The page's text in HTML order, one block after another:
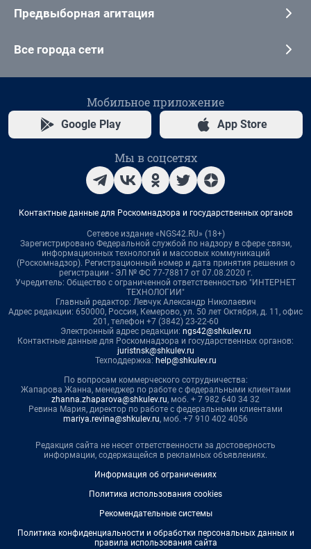
Предвыборная агитация
Все города сети
Мобильное приложение
Google Play App Store
Мы в соцсетях
Контактные данные для Роскомнадзора и государственных органов
Сетевое издание «NGS42.RU» (18+)
Зарегистрировано Федеральной службой по надзору в сфере связи,
информационных технологий и массовых коммуникаций
(Роскомнадзор). Регистрационный номер и дата принятия решения о
регистрации - ЭЛ № ФС 77-78817 от 07.08.2020 г.
Учредитель: Общество с ограниченной ответственностью "ИНТЕРНЕТ
ТЕХНОЛОГИИ"
Главный редактор: Левчук Александр Николаевич
Адрес редакции: 650000, Россия, Кемерово, ул. 50 лет Октября, д. 11, офис
201, телефон +7 (3842) 23-22-60
Электронный адрес редакции: ngs42@shkulev.ru
Контактные данные для Роскомнадзора и государственных органов:
juristnsk@shkulev.ru
Техподдержка: help@shkulev.ru
По вопросам коммерческого сотрудничества:
Жапарова Жанна, менеджер по работе с федеральными клиентами
zhanna.zhaparova@shkulev.ru, моб. + 7 982 640 34 32
Ревина Мария, директор по работе с федеральными клиентами
mariya.revina@shkulev.ru, моб. +7 910 402 4056
Редакция сайта не несет ответственности за достоверность
информации, содержащейся в рекламных объявлениях.
Информация об ограничениях
Политика использования cookies
Рекомендательные системы
Политика конфиденциальности и обработки персональных данных и
правила использования сайта